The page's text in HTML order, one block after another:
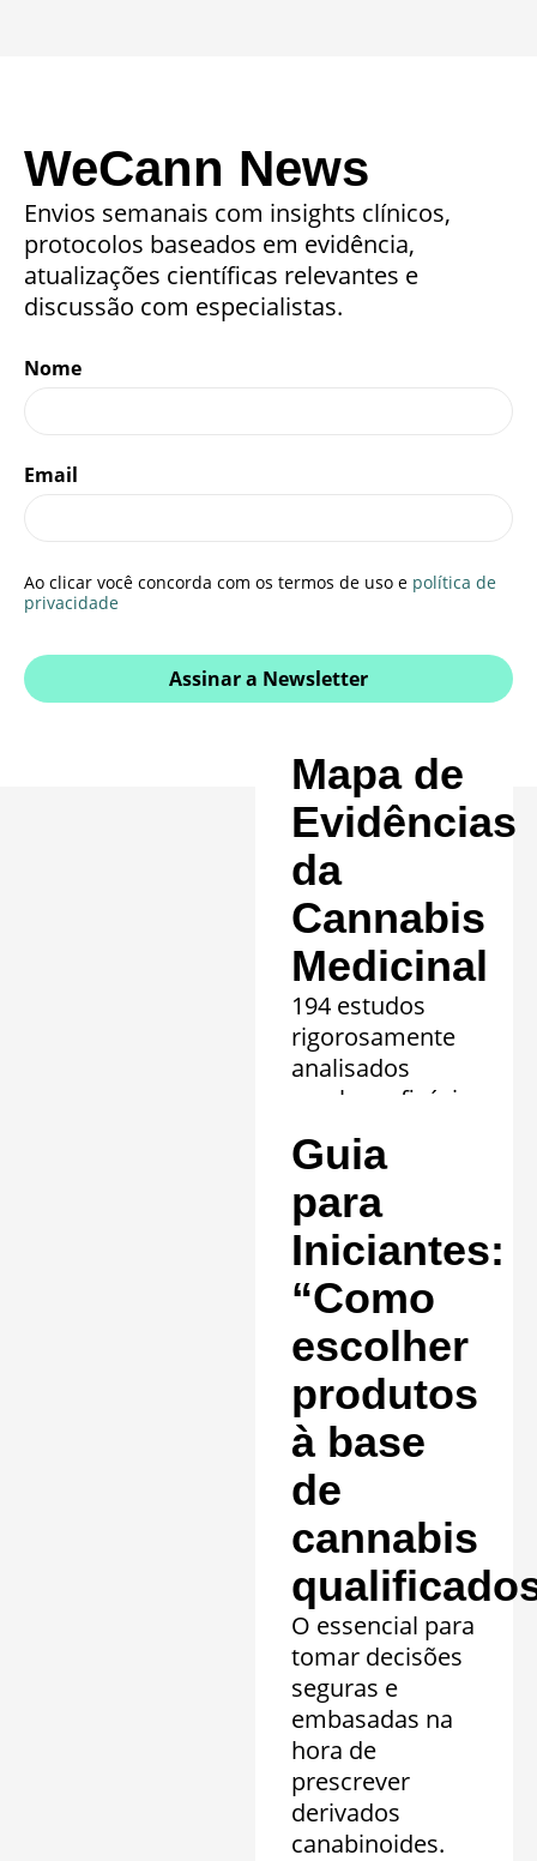
WeCann News
Envios semanais com insights clínicos,
protocolos baseados em evidência,
atualizações científicas relevantes e
discussão com especialistas.
Nome
Email
Ao clicar você concorda com os termos de uso e política de
privacidade
Assinar a Newsletter
Mapa de
Evidências
da
Cannabis
Medicinal
194 estudos
rigorosamente
analisados
revelam eficácia
comprovada em
20 quadros
clínicos.
Saiba mais »
Guia
para
Iniciantes:
“Como
escolher
produtos
à base
de
cannabis
O essencial para
tomar decisões
seguras e
embasadas na
hora de
prescrever
derivados
canabinoides.